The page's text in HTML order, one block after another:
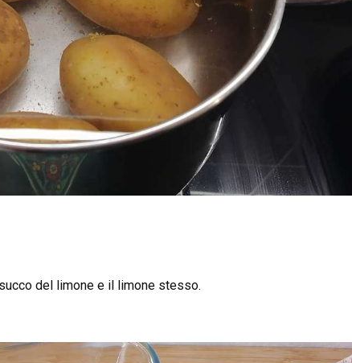
del limone e il limone stesso.